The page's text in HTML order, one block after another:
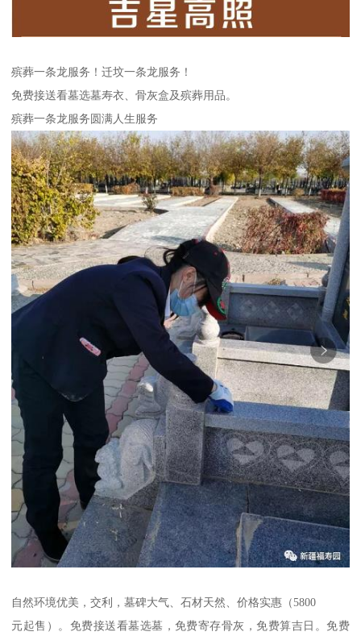
殡葬一条龙服务！迁坟一条龙服务！
免费接送看墓选墓寿衣、骨灰盒及殡葬用品。
殡葬一条龙服务圆满人生服务
自然环境优美，交利，墓碑大气、石材天然、价格实惠（5800
元起售）。免费接送看墓选墓，免费寄存骨灰，免费算吉日。免费